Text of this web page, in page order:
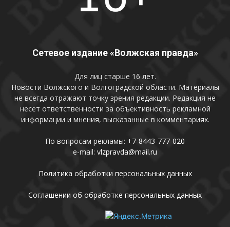
Сетевое издание «Волжская правда»
Для лиц старше 16 лет.
Новости Волжского и Волгоградской области. Материалы
не всегда отражают точку зрения редакции. Редакция не
несет ответственности за объективность рекламной
информации и мнения, высказанные в комментариях.
По вопросам рекламы: +7-8443-777-020
e-mail: vlzpravda@mail.ru
Политика обработки персональных данных
Соглашении об обработке персональных данных